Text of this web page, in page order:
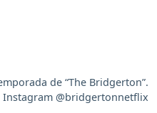
de “The Bridgerton”.
Instagram @bridgertonnetflix